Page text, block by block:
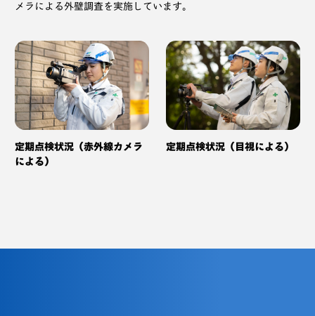
メラによる外壁調査を実施しています。
定期点検状況（赤外線カメラ
による）
定期点検状況（目視による）